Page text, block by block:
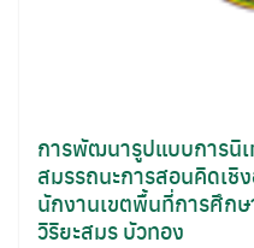
การพัฒนารูปแบบการนิ
สมรรถนะการสอนคิดเ
นักงานเขตพื้นที่การศึก
วิริยะสมร บัวทอง